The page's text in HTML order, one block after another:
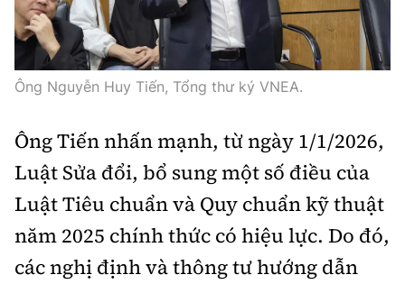
Ông Nguyễn Huy Tiến, Tổng thư ký VNEA.
Ông Tiến nhấn mạnh, từ ngày 1/1/2026,
Luật Sửa đổi, bổ sung một số điều của
Luật Tiêu chuẩn và Quy chuẩn kỹ thuật
năm 2025 chính thức có hiệu lực. Do đó,
các nghị định và thông tư hướng dẫn